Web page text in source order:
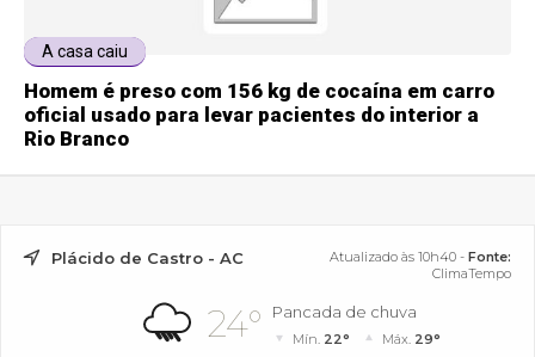
A casa caiu
Homem é preso com 156 kg de cocaína em carro
oficial usado para levar pacientes do interior a
Rio Branco
Plácido de Castro - AC Atualizado às 10h40 - Fonte:
ClimaTempo
24° Pancada de chuva
Mín. 22° Máx. 29°